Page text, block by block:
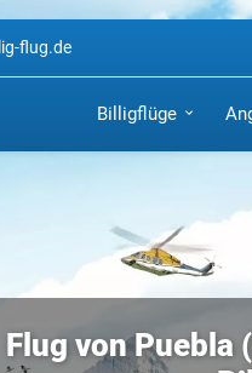
flug.de
Billigflüge
Flug von